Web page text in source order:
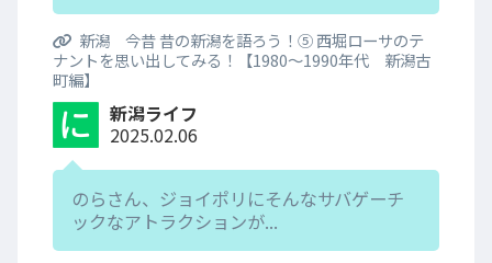
新潟 今昔 昔の新潟を語ろう！⑤ 西堀ローサのテ
ナントを思い出してみる！【1980～1990年代 新潟古
町編】
新潟ライフ
2025.02.06
のらさん、ジョイポリにそんなサバゲーチ
ックなアトラクションが...